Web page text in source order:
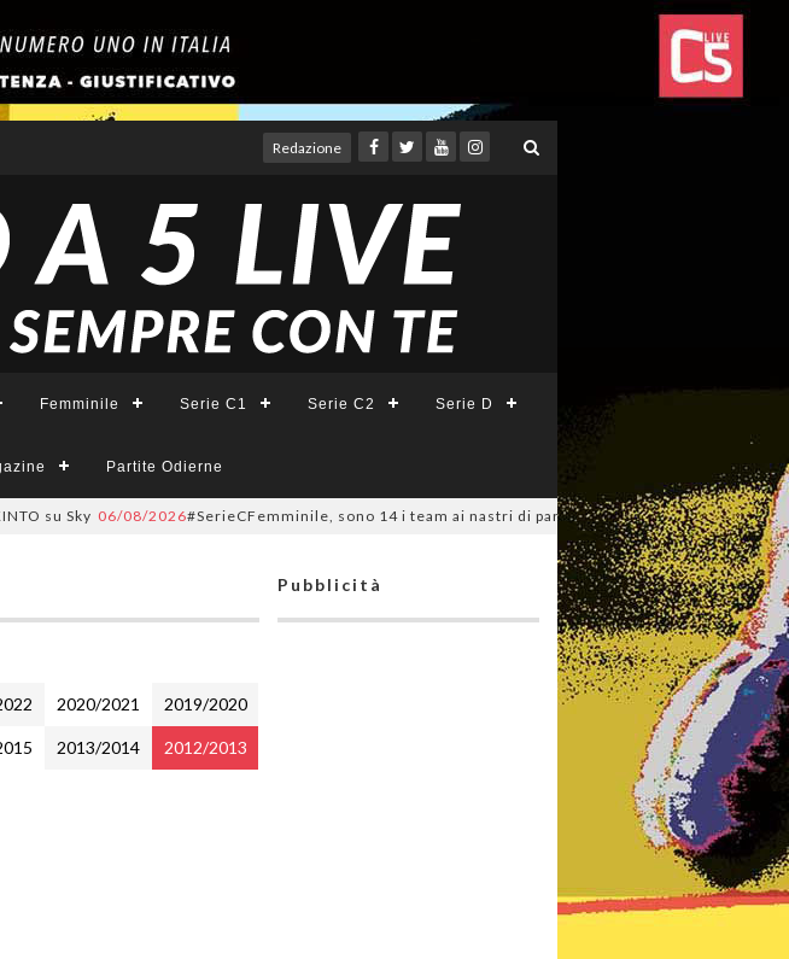
Redazione
Femminile Serie C1 Serie C2 Serie D
Partite Odierne
Sky 06/08/2026#SerieCFemminile, sono 14 i team ai nastri di partenza: l'elenco delle partecipanti
2020/2021 2019/2020
2013/2014 2012/2013
Pubblicità